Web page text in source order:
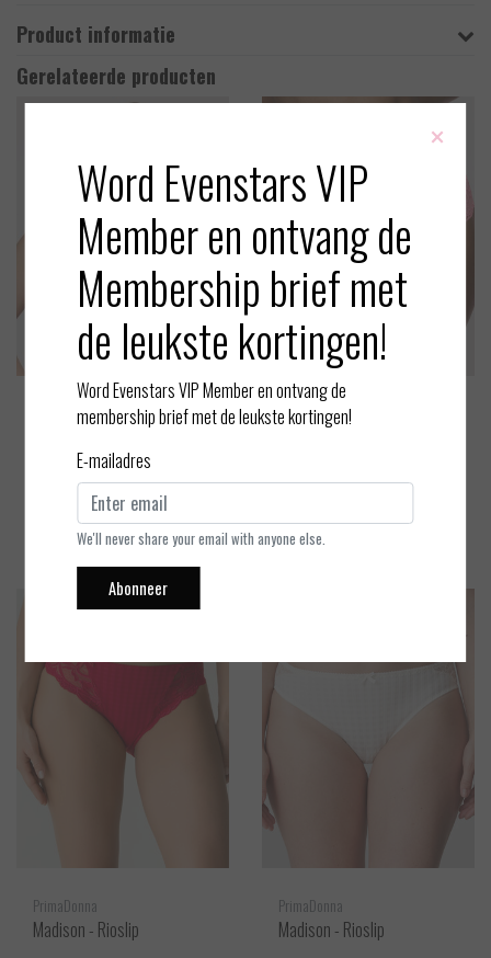
Product informatie
Gerelateerde producten
PrimaDonna
EUR 102,00
Bekijken
PrimaDonna
EUR 45,90
Bekijken
PrimaDonna
Madison - Rioslip
PrimaDonna
Madison - Rioslip
×
Word Evenstars VIP
Member en ontvang de
Membership brief met
de leukste kortingen!
Word Evenstars VIP Member en ontvang de
membership brief met de leukste kortingen!
E-mailadres
We'll never share your email with anyone else.
Abonneer